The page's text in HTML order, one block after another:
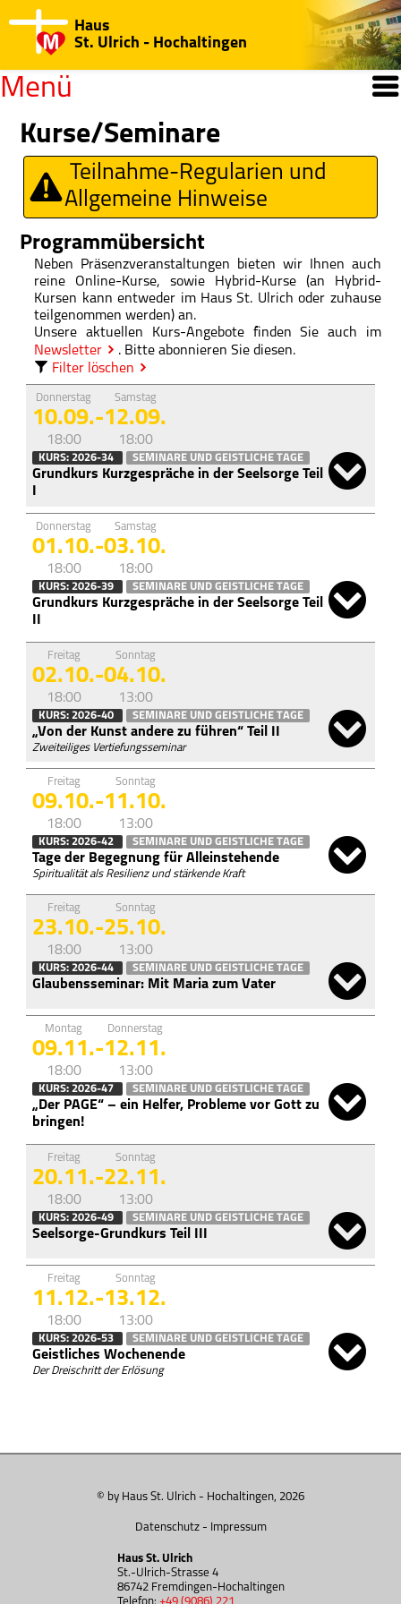
Haus
St. Ulrich - Hochaltingen
Menü
Willkommen
Open submenu
Kurse/Seminare
Jahresprogramm
Regularien/Hinweise
Katechisten-Kurs
Medien-Center
Open submenu
Haus St. Ulrich
Spiritualität
Träger des Hauses
St.-Ulrich-Stiftung
Spenden/Finanzierung
„Fest des Dankes”
Kontakt
Kurse/Seminare
Teilnahme-Regularien und
Allgemeine Hinweise
Programmübersicht
Neben Präsenzveranstaltungen bieten wir Ihnen auch
reine Online-Kurse, sowie Hybrid-Kurse (an Hybrid-
Kursen kann entweder im Haus St. Ulrich oder zuhause
teilgenommen werden) an.
Unsere aktuellen Kurs-Angebote finden Sie auch im
Newsletter
. Bitte abonnieren Sie diesen.
Filter löschen
Donnerstag
10.09.
18:00
-
Samstag
12.09.
18:00
KURS: 2026-34 SEMINARE UND GEISTLICHE TAGE
Grundkurs Kurzgespräche in der Seelsorge Teil
I
Donnerstag
01.10.
18:00
-
Samstag
03.10.
18:00
KURS: 2026-39 SEMINARE UND GEISTLICHE TAGE
Grundkurs Kurzgespräche in der Seelsorge Teil
II
Freitag
02.10.
18:00
-
Sonntag
04.10.
13:00
KURS: 2026-40 SEMINARE UND GEISTLICHE TAGE
„Von der Kunst andere zu führen“ Teil II
Zweiteiliges Vertiefungsseminar
Freitag
09.10.
18:00
-
Sonntag
11.10.
13:00
KURS: 2026-42 SEMINARE UND GEISTLICHE TAGE
Tage der Begegnung für Alleinstehende
Spiritualität als Resilienz und stärkende Kraft
Freitag
23.10.
18:00
-
Sonntag
25.10.
13:00
KURS: 2026-44 SEMINARE UND GEISTLICHE TAGE
Glaubensseminar: Mit Maria zum Vater
Montag
09.11.
18:00
-
Donnerstag
12.11.
13:00
KURS: 2026-47 SEMINARE UND GEISTLICHE TAGE
„Der PAGE“ – ein Helfer, Probleme vor Gott zu
bringen!
Freitag
20.11.
18:00
-
Sonntag
22.11.
13:00
KURS: 2026-49 SEMINARE UND GEISTLICHE TAGE
Seelsorge-Grundkurs Teil III
Freitag
11.12.
18:00
-
Sonntag
13.12.
13:00
KURS: 2026-53 SEMINARE UND GEISTLICHE TAGE
Geistliches Wochenende
Der Dreischritt der Erlösung
© by Haus St. Ulrich - Hochaltingen, 2026
Datenschutz- Impressum
Haus St. Ulrich
St.-Ulrich-Strasse 4
86742 Fremdingen-Hochaltingen